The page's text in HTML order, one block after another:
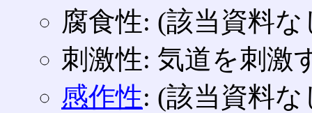
腐食性: (該当資料な
刺激性: 気道を刺激
感作性: (該当資料な